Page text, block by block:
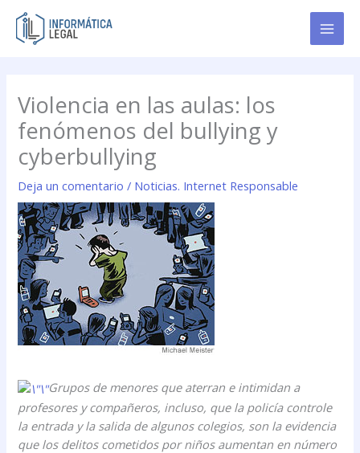
contenido
Violencia en las aulas: los
fenómenos del bullying y
cyberbullying
Deja un comentario / Noticias. Internet Responsable
Grupos de menores que aterran e intimidan a
profesores y compañeros, incluso, que la policía controle
la entrada y la salida de algunos colegios, son la evidencia
que los delitos cometidos por niños aumentan en número